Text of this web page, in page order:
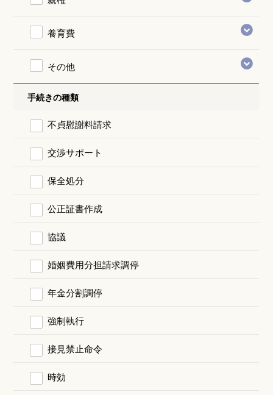
養育費
その他
手続きの種類
不貞慰謝料請求
交渉サポート
保全処分
公正証書作成
協議
婚姻費用分担請求調停
年金分割調停
強制執行
接見禁止命令
時効